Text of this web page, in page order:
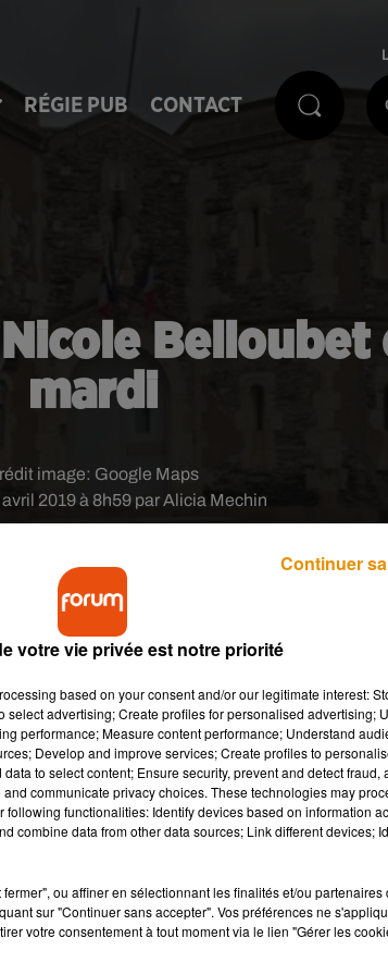
RÉGIE PUB CONTACT
Belloubet
mardi
2019 à 8h59 par Alicia Mechin
image: Google Maps
Belloubet a finalement lieu ce
mardi matin sur le site de la
quelques années. La maison d’arrêt de
vétuste ! Ce futur établissement doit alors
les élus du département. Pour rappel, le
territoire se sont mobilisés pour assurer
votre vie privée est notre priorité
based on your consent and/or our legitimate interest:
advertising; Create profiles for personalised advertising;
performance; Measure content performance; Understand
Develop and improve services; Create profiles to
to select content; Ensure security, prevent and detect fraud,
communicate privacy choices. These technologies may
functionalities: Identify devices based on information
combine data from other data sources; Link different devices;
ou affiner en sélectionnant les finalités et/ou partenaires
sur "Continuer sans accepter". Vos préférences ne
votre consentement à tout moment via le lien "Gérer les
Continuer